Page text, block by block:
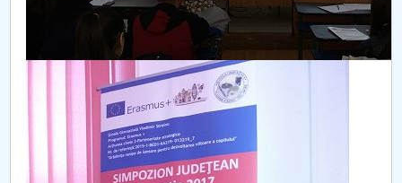
STUDENTI CUP
Ghiduri pentru STUDENȚI
Relations publiques
Relations Internationales